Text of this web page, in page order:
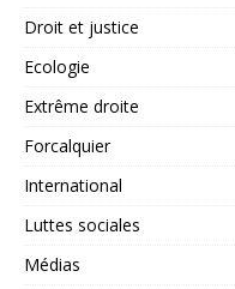
Droit et justice
Ecologie
Extrême droite
Forcalquier
International
Luttes sociales
Médias